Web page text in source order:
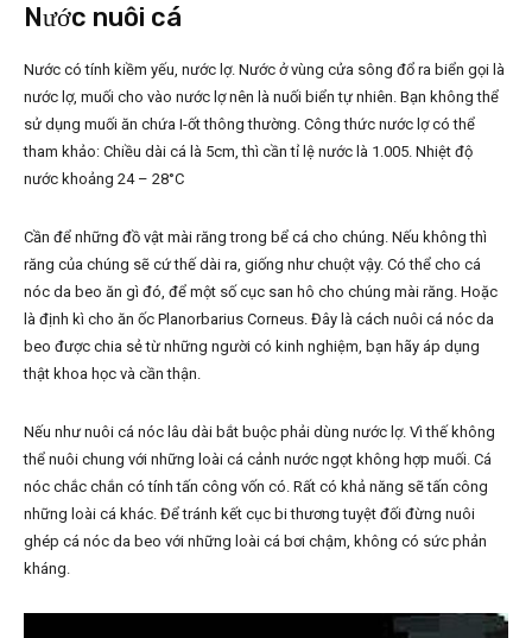
Nước nuôi cá
Nước có tính kiềm yếu, nước lợ. Nước ở vùng cửa sông đổ ra biển gọi là
nước lợ, muối cho vào nước lợ nên là nuối biển tự nhiên. Bạn không thể
sử dụng muối ăn chứa I-ốt thông thường. Công thức nước lợ có thể
tham khảo: Chiều dài cá là 5cm, thì cần tỉ lệ nước là 1.005. Nhiệt độ
nước khoảng 24 – 28°C
Cần để những đồ vật mài răng trong bể cá cho chúng. Nếu không thì
răng của chúng sẽ cứ thế dài ra, giống như chuột vậy. Có thể cho cá
nóc da beo ăn gì đó, để một số cục san hô cho chúng mài răng. Hoặc
là định kì cho ăn ốc Planorbarius Corneus. Đây là cách nuôi cá nóc da
beo được chia sẻ từ những người có kinh nghiệm, bạn hãy áp dụng
thật khoa học và cần thận.
Nếu như nuôi cá nóc lâu dài bắt buộc phải dùng nước lợ. Vì thế không
thể nuôi chung với những loài cá cảnh nước ngọt không hợp muối. Cá
nóc chắc chắn có tính tấn công vốn có. Rất có khả năng sẽ tấn công
những loài cá khác. Để tránh kết cục bi thương tuyệt đối đừng nuôi
ghép cá nóc da beo với những loài cá bơi chậm, không có sức phản
kháng.